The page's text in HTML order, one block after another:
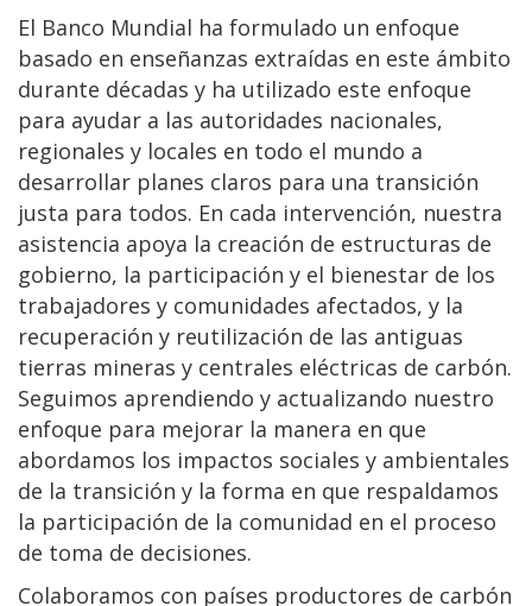
El Banco Mundial ha formulado un enfoque
basado en enseñanzas extraídas en este ámbito
durante décadas y ha utilizado este enfoque
para ayudar a las autoridades nacionales,
regionales y locales en todo el mundo a
desarrollar planes claros para una transición
justa para todos. En cada intervención, nuestra
asistencia apoya la creación de estructuras de
gobierno, la participación y el bienestar de los
trabajadores y comunidades afectados, y la
recuperación y reutilización de las antiguas
tierras mineras y centrales eléctricas de carbón.
Seguimos aprendiendo y actualizando nuestro
enfoque para mejorar la manera en que
abordamos los impactos sociales y ambientales
de la transición y la forma en que respaldamos
la participación de la comunidad en el proceso
de toma de decisiones.
Colaboramos con países productores de carbón